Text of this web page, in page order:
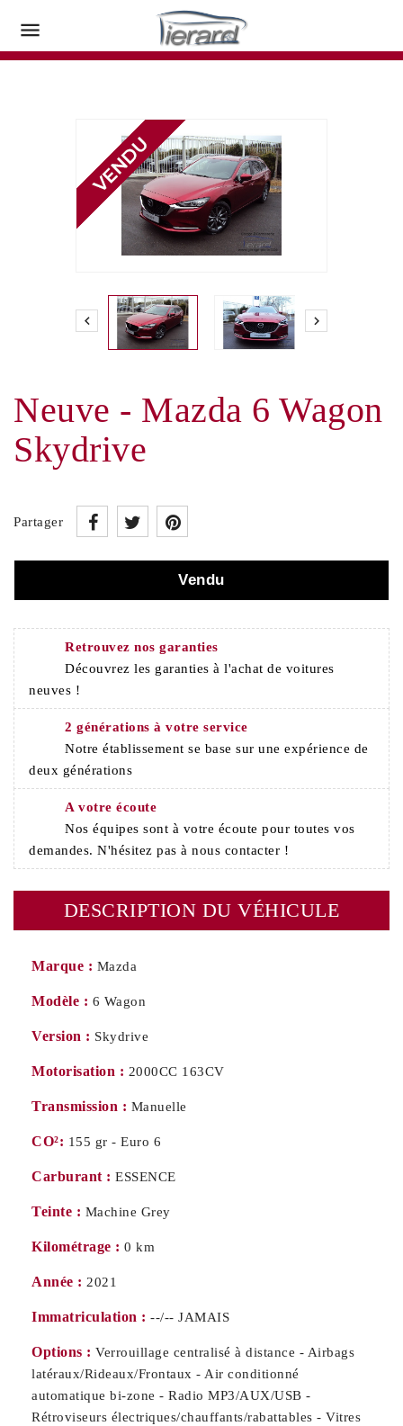

 
Neuve - Mazda 6 Wagon
Skydrive
Partager
Vendu
Retrouvez nos garanties
Découvrez les garanties à l'achat de voitures
neuves !
2 générations à votre service
Notre établissement se base sur une expérience de
deux générations
A votre écoute
Nos équipes sont à votre écoute pour toutes vos
demandes. N'hésitez pas à nous contacter !
DESCRIPTION DU VÉHICULE
Marque : Mazda
Modèle : 6 Wagon
Version : Skydrive
Motorisation : 2000CC 163CV
Transmission : Manuelle
CO²: 155 gr - Euro 6
Carburant : ESSENCE
Teinte : Machine Grey
Kilométrage : 0 km
Année : 2021
Immatriculation : --/-- JAMAIS
Options : Verrouillage centralisé à distance - Airbags
latéraux/Rideaux/Frontaux - Air conditionné
automatique bi-zone - Radio MP3/AUX/USB -
Rétroviseurs électriques/chauffants/rabattables - Vitres